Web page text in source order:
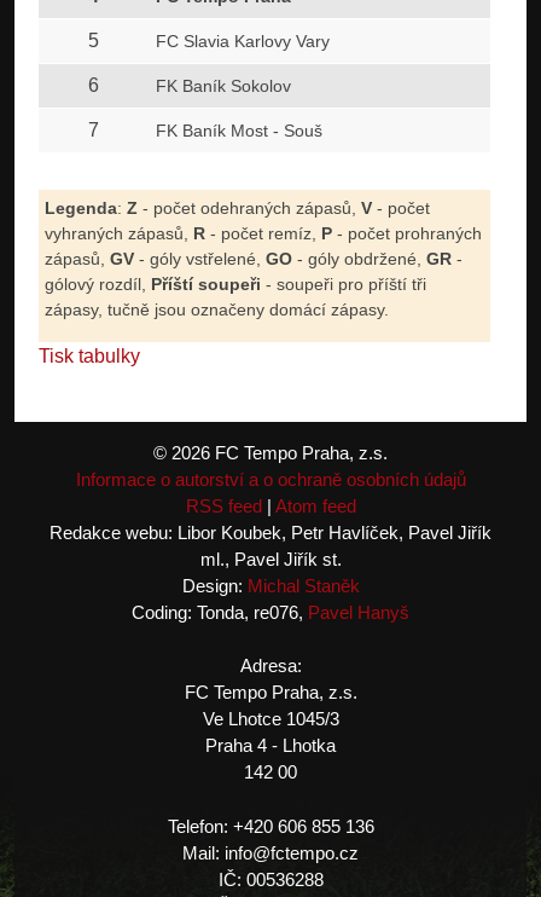
5 FC Slavia Karlovy Vary
6 FK Baník Sokolov
7 FK Baník Most - Souš
Legenda: Z - počet odehraných zápasů, V - počet
vyhraných zápasů, R - počet remíz, P - počet prohraných
zápasů, GV - góly vstřelené, GO - góly obdržené, GR -
gólový rozdíl, Příští soupeři - soupeři pro příští tři
zápasy, tučně jsou označeny domácí zápasy.
Tisk tabulky
© 2026 FC Tempo Praha, z.s.
Informace o autorství a o ochraně osobních údajů
RSS feed| Atom feed
Redakce webu: Libor Koubek, Petr Havlíček, Pavel Jiřík
ml., Pavel Jiřík st.
Design: Michal Staněk
Coding: Tonda, re076, Pavel Hanyš
Adresa:
FC Tempo Praha, z.s.
Ve Lhotce 1045/3
Praha 4 - Lhotka
142 00
Telefon: +420 606 855 136
Mail: info@fctempo.cz
IČ: 00536288